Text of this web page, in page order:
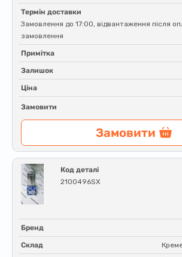
Термін доставки
Замовлення до 17:00, відвантаження після
замовлення
Примітка
Залишок
Ціна
Замовити
Замовити
Код деталі
2100496SX
Бренд
Склад